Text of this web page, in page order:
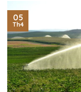
05
Th4